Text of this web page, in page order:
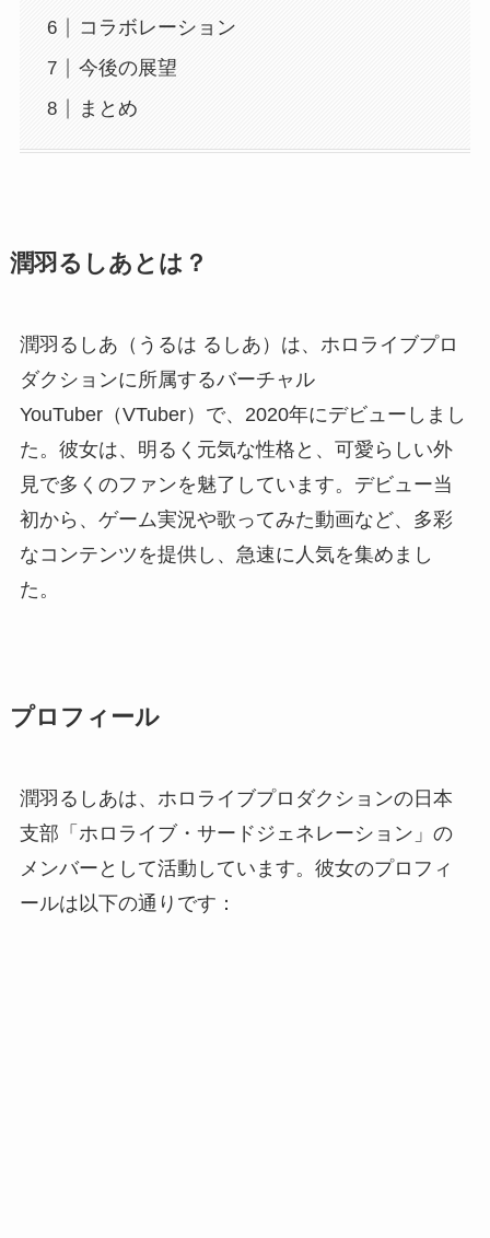
コラボレーション
今後の展望
まとめ
潤羽るしあとは？
潤羽るしあ（うるは るしあ）は、ホロライブプロ
ダクションに所属するバーチャル
YouTuber（VTuber）で、2020年にデビューしまし
た。彼女は、明るく元気な性格と、可愛らしい外
見で多くのファンを魅了しています。デビュー当
初から、ゲーム実況や歌ってみた動画など、多彩
なコンテンツを提供し、急速に人気を集めまし
た。
プロフィール
潤羽るしあは、ホロライブプロダクションの日本
支部「ホロライブ・サードジェネレーション」の
メンバーとして活動しています。彼女のプロフィ
ールは以下の通りです：